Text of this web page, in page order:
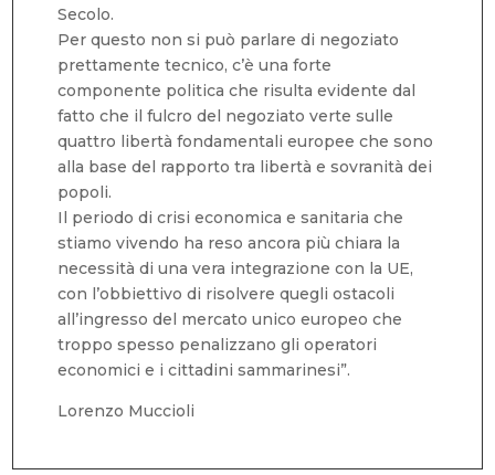
Secolo.
Per questo non si può parlare di negoziato
prettamente tecnico, c’è una forte
componente politica che risulta evidente dal
fatto che il fulcro del negoziato verte sulle
quattro libertà fondamentali europee che sono
alla base del rapporto tra libertà e sovranità dei
popoli.
Il periodo di crisi economica e sanitaria che
stiamo vivendo ha reso ancora più chiara la
necessità di una vera integrazione con la UE,
con l’obbiettivo di risolvere quegli ostacoli
all’ingresso del mercato unico europeo che
troppo spesso penalizzano gli operatori
economici e i cittadini sammarinesi”.
Lorenzo Muccioli